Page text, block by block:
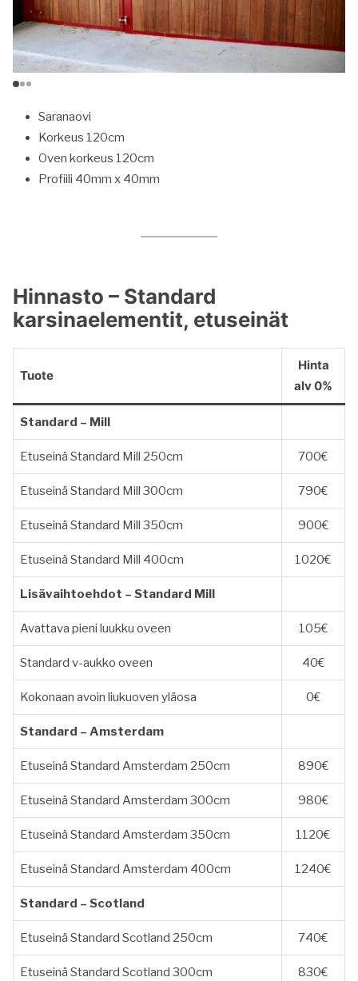
Saranaovi
Korkeus 120cm
Oven korkeus 120cm
Profiili 40mm x 40mm
Hinnasto – Standard
karsinaelementit, etuseinät
Tuote
Hinta
alv 0%
Standard – Mill
Etuseinä Standard Mill 250cm 700€
Etuseinä Standard Mill 300cm 790€
Etuseinä Standard Mill 350cm 900€
Etuseinä Standard Mill 400cm 1020€
Lisävaihtoehdot – Standard Mill
Avattava pieni luukku oveen 105€
Standard v-aukko oveen 40€
Kokonaan avoin liukuoven yläosa 0€
Standard – Amsterdam
Etuseinä Standard Amsterdam 250cm 890€
Etuseinä Standard Amsterdam 300cm 980€
Etuseinä Standard Amsterdam 350cm 1120€
Etuseinä Standard Amsterdam 400cm 1240€
Standard – Scotland
Etuseinä Standard Scotland 250cm 740€
Etuseinä Standard Scotland 300cm 830€